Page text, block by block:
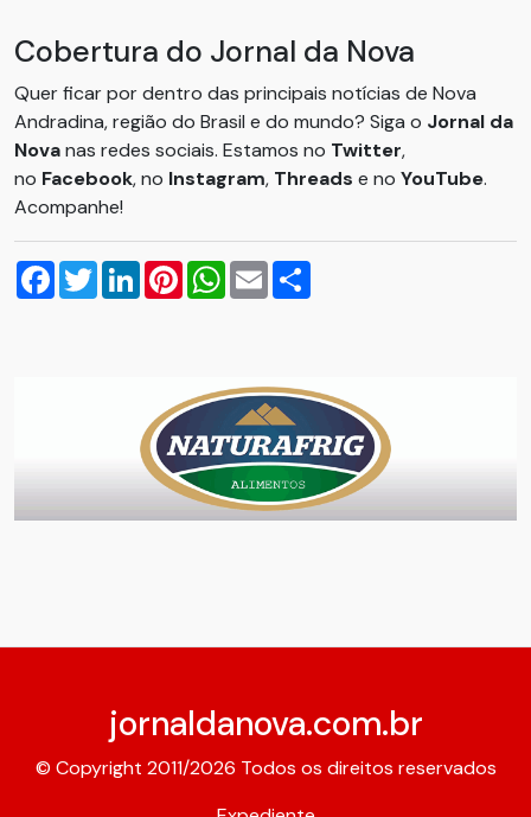
Cobertura do Jornal da Nova
Quer ficar por dentro das principais notícias de Nova
Andradina, região do Brasil e do mundo? Siga o Jornal da
Novanas redes sociais. Estamos no Twitter,
no Facebook, no Instagram, Threads e no YouTube.
Acompanhe!
Facebook
TwitterLinkedInPinterestWhatsApp
Email
jornaldanova.com.br
© Copyright 2011/2026 Todos os direitos reservados